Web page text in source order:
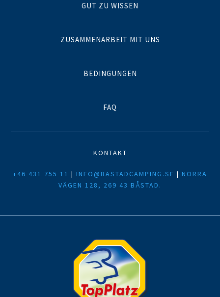
GUT ZU WISSEN
ZUSAMMENARBEIT MIT UNS
BEDINGUNGEN
FAQ
KONTAKT
+46 431 755 11 | INFO@BASTADCAMPING.SE | NORRA
VÄGEN 128, 269 43 BÅSTAD.